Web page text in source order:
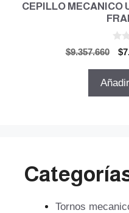
CEPILLO MECANICO
$9.357.660
El
$
Tornos